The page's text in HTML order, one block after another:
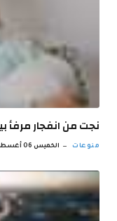
نجت من انفجار مرفأ
منوعات الخميس 06 أغسطس 3:57 ص